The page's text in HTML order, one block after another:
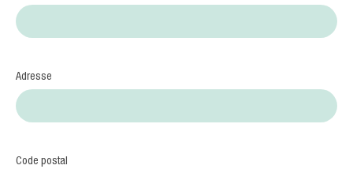
Adresse
Code postal